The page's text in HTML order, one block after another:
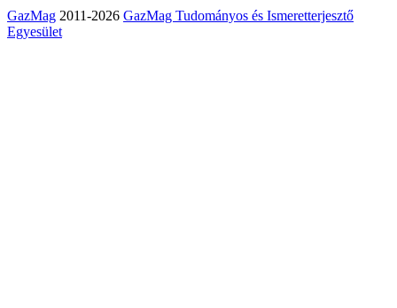
GazMag 2011-2026 GazMag Tudományos és Ismeretterjesztő
Egyesület